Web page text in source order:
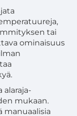
tai
ominaisuus
alaraja-
mukaan.
manuaalisia